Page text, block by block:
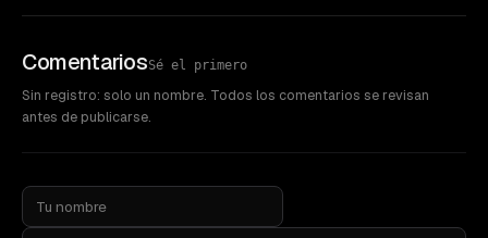
ComentariosSé el primero
Sin registro: solo un nombre. Todos los comentarios se revisan
antes de publicarse.